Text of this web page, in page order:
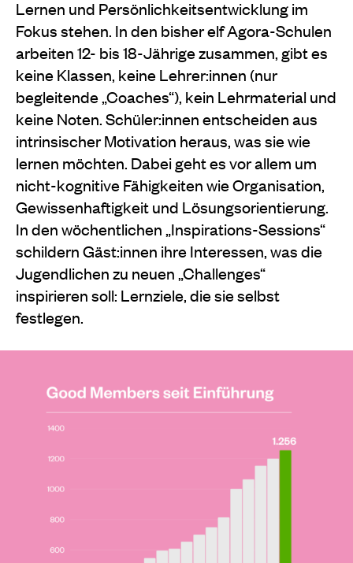
Lernen und Persönlichkeitsentwicklung im
Fokus stehen. In den bisher elf Agora-Schulen
arbeiten 12- bis 18-Jährige zusammen, gibt es
keine Klassen, keine Lehrer:innen (nur
begleitende „Coaches“), kein Lehrmaterial und
keine Noten. Schüler:innen entscheiden aus
intrinsischer Motivation heraus, was sie wie
lernen möchten. Dabei geht es vor allem um
nicht-kognitive Fähigkeiten wie Organisation,
Gewissenhaftigkeit und Lösungsorientierung.
In den wöchentlichen „Inspirations-Sessions“
schildern Gäst:innen ihre Interessen, was die
Jugendlichen zu neuen „Challenges“
inspirieren soll: Lernziele, die sie selbst
festlegen.